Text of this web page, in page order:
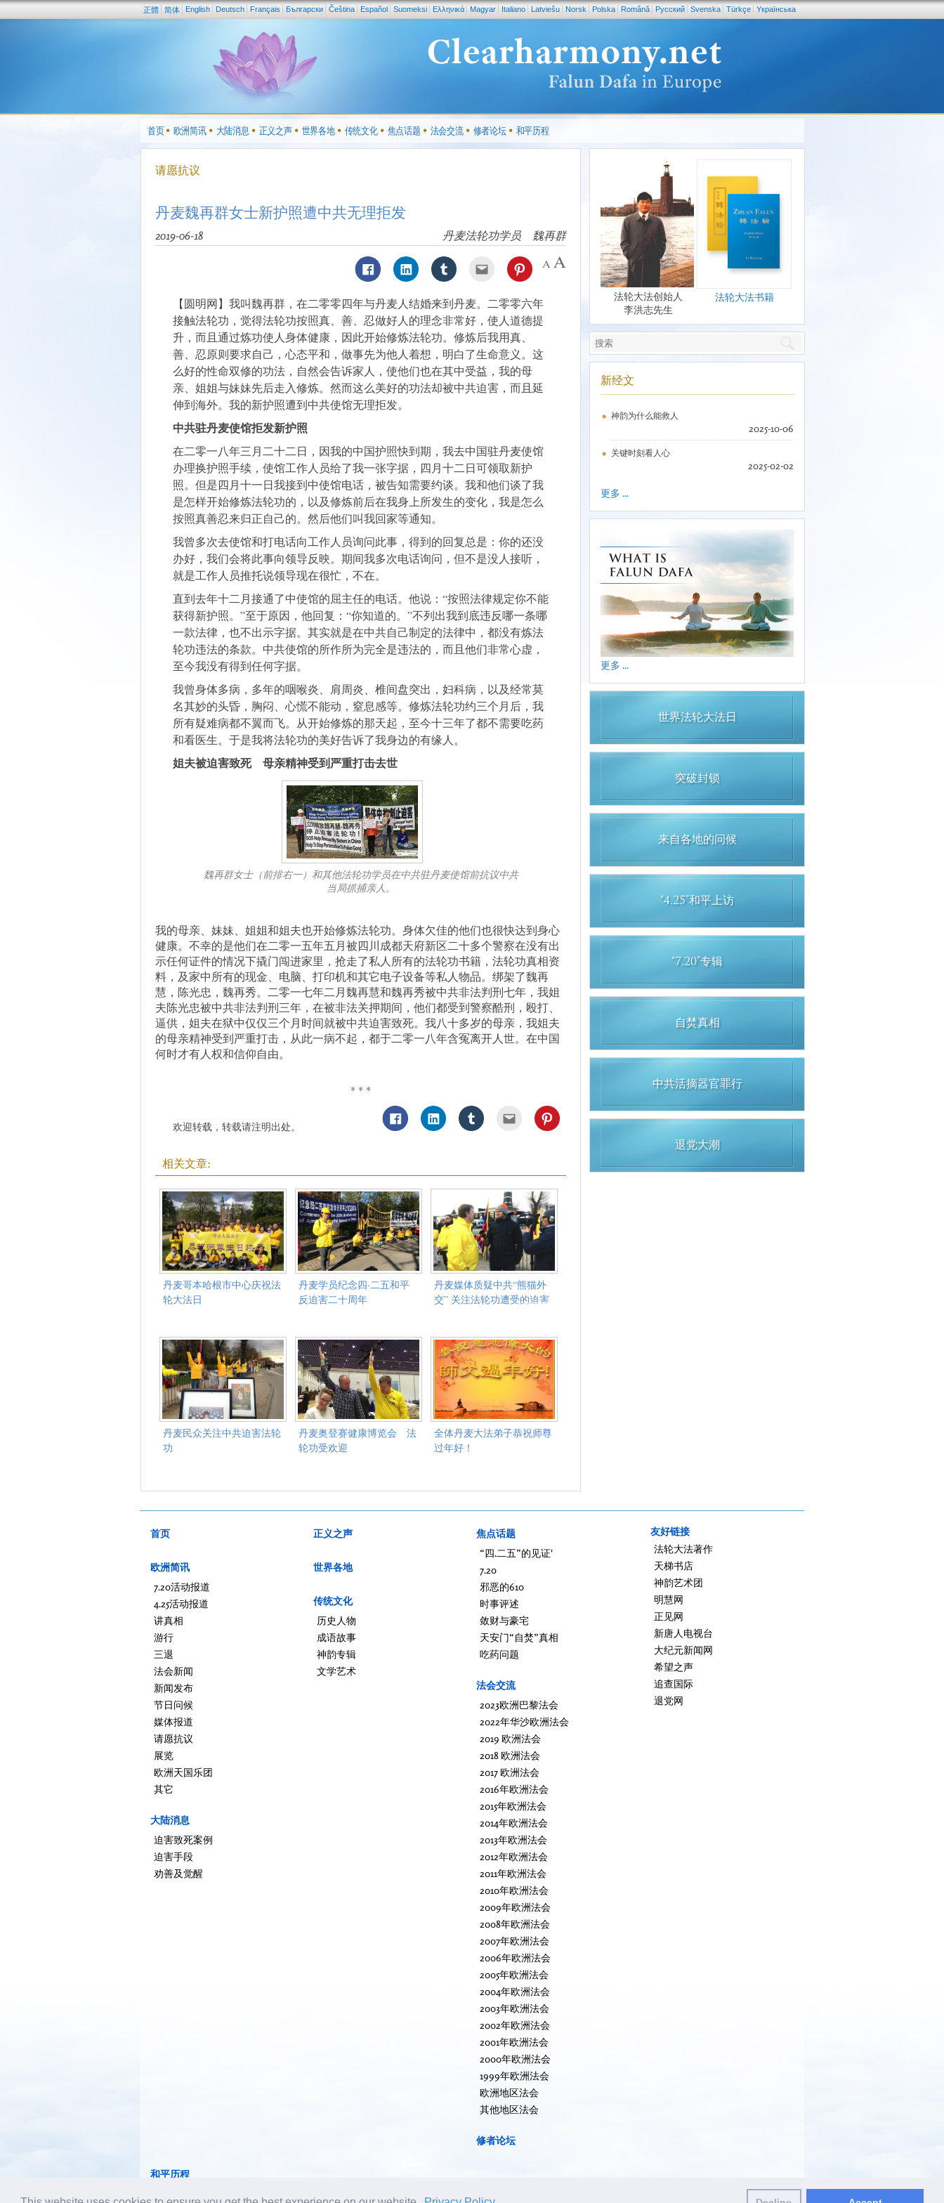
正體 简体 English Deutsch Français Български Čeština Español Suomeksi Ελληνικά Magyar Italiano Latviešu Norsk Polska Română Pусский Svenska Türkçe Yкраїнська
首页 欧洲简讯 大陆消息 正义之声 世界各地 传统文化 焦点话题 法会交流 修者论坛 和平历程
请愿抗议
丹麦魏再群女士新护照遭中共无理拒发
丹麦法轮功学员 魏再群
2019-06-18
【圆明网】我叫魏再群，在二零零四年与丹麦人结婚来到丹麦。二零零六年
接触法轮功，觉得法轮功按照真、善、忍做好人的理念非常好，使人道德提
升，而且通过炼功使人身体健康，因此开始修炼法轮功。修炼后我用真、
善、忍原则要求自己，心态平和，做事先为他人着想，明白了生命意义。这
么好的性命双修的功法，自然会告诉家人，使他们也在其中受益，我的母
亲、姐姐与妹妹先后走入修炼。然而这么美好的功法却被中共迫害，而且延
伸到海外。我的新护照遭到中共使馆无理拒发。
中共驻丹麦使馆拒发新护照
在二零一八年三月二十二日，因我的中国护照快到期，我去中国驻丹麦使馆
办理换护照手续，使馆工作人员给了我一张字据，四月十二日可领取新护
照。但是四月十一日我接到中使馆电话，被告知需要约谈。我和他们谈了我
是怎样开始修炼法轮功的，以及修炼前后在我身上所发生的变化，我是怎么
按照真善忍来归正自己的。然后他们叫我回家等通知。
我曾多次去使馆和打电话向工作人员询问此事，得到的回复总是：你的还没
办好，我们会将此事向领导反映。期间我多次电话询问，但不是没人接听，
就是工作人员推托说领导现在很忙，不在。
直到去年十二月接通了中使馆的屈主任的电话。他说：“按照法律规定你不能
获得新护照。”至于原因，他回复：“你知道的。”不列出我到底违反哪一条哪
一款法律，也不出示字据。其实就是在中共自己制定的法律中，都没有炼法
轮功违法的条款。中共使馆的所作所为完全是违法的，而且他们非常心虚，
至今我没有得到任何字据。
我曾身体多病，多年的咽喉炎、肩周炎、椎间盘突出，妇科病，以及经常莫
名其妙的头昏，胸闷、心慌不能动，窒息感等。修炼法轮功约三个月后，我
所有疑难病都不翼而飞。从开始修炼的那天起，至今十三年了都不需要吃药
和看医生。于是我将法轮功的美好告诉了我身边的有缘人。
姐夫被迫害致死 母亲精神受到严重打击去世
魏再群女士（前排右一）和其他法轮功学员在中共驻丹麦使馆前抗议中共
当局抓捕亲人。
我的母亲、妹妹、姐姐和姐夫也开始修炼法轮功。身体欠佳的他们也很快达到身心
健康。不幸的是他们在二零一五年五月被四川成都天府新区二十多个警察在没有出
示任何证件的情况下撬门闯进家里，抢走了私人所有的法轮功书籍，法轮功真相资
料，及家中所有的现金、电脑、打印机和其它电子设备等私人物品。绑架了魏再
慧，陈光忠，魏再秀。二零一七年二月魏再慧和魏再秀被中共非法判刑七年，我姐
夫陈光忠被中共非法判刑三年，在被非法关押期间，他们都受到警察酷刑，殴打、
逼供，姐夫在狱中仅仅三个月时间就被中共迫害致死。我八十多岁的母亲，我姐夫
的母亲精神受到严重打击，从此一病不起，都于二零一八年含冤离开人世。在中国
何时才有人权和信仰自由。
* * *
欢迎转载，转载请注明出处。
相关文章:
丹麦哥本哈根市中心庆祝法
轮大法日
丹麦学员纪念四·二五和平
反迫害二十周年
丹麦媒体质疑中共“熊猫外
交” 关注法轮功遭受的迫害
丹麦民众关注中共迫害法轮
功
丹麦奥登赛健康博览会 法
轮功受欢迎
全体丹麦大法弟子恭祝师尊
过年好！
法轮大法创始人
李洪志先生
法轮大法书籍
新经文
神韵为什么能救人
2025-10-06
关键时刻看人心
2025-02-02
更多 ...
更多 ...
世界法轮大法日
突破封锁
来自各地的问候
“4.25”和平上访
“7.20”专辑
自焚真相
中共活摘器官罪行
退党大潮
首页
欧洲简讯
7.20活动报道
4.25活动报道
讲真相
游行
三退
法会新闻
新闻发布
节日问候
媒体报道
请愿抗议
展览
欧洲天国乐团
其它
大陆消息
迫害致死案例
迫害手段
劝善及觉醒
正义之声
世界各地
传统文化
历史人物
成语故事
神韵专辑
文学艺术
焦点话题
“四.二五”的见证'
7.20
邪恶的610
时事评述
敛财与豪宅
天安门“自焚”真相
吃药问题
法会交流
2023欧洲巴黎法会
2022年华沙欧洲法会
2019 欧洲法会
2018 欧洲法会
2017 欧洲法会
2016年欧洲法会
2015年欧洲法会
2014年欧洲法会
2013年欧洲法会
2012年欧洲法会
2011年欧洲法会
2010年欧洲法会
2009年欧洲法会
2008年欧洲法会
2007年欧洲法会
2006年欧洲法会
2005年欧洲法会
2004年欧洲法会
2003年欧洲法会
2002年欧洲法会
2001年欧洲法会
2000年欧洲法会
1999年欧洲法会
欧洲地区法会
其他地区法会
修者论坛
和平历程
友好链接
法轮大法著作
天梯书店
神韵艺术团
明慧网
正见网
新唐人电视台
大纪元新闻网
希望之声
追查国际
退党网